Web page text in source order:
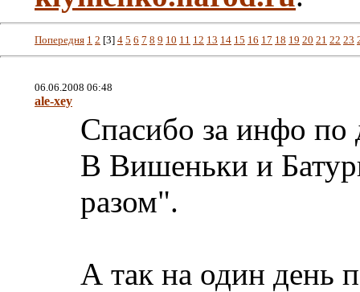
Попередня 1 2 [3] 4 5 6 7 8 9 10 11 12 13 14 15 16 17 18 19 20 21 22 23
06.06.2008 06:48
ale-xey
Спасибо за инфо
В Вишеньки и
разом".
А так на один день